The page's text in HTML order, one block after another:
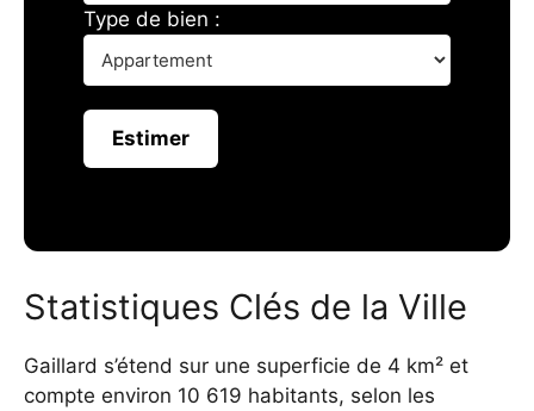
Type de bien :
Estimer
Statistiques Clés de la Ville
Gaillard s’étend sur une superficie de 4 km² et
compte environ 10 619 habitants, selon les